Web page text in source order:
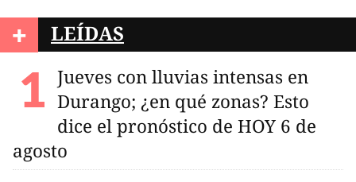
+ LEÍDAS
Jueves con lluvias intensas en
Durango; ¿en qué zonas? Esto
dice el pronóstico de HOY 6 de
agosto